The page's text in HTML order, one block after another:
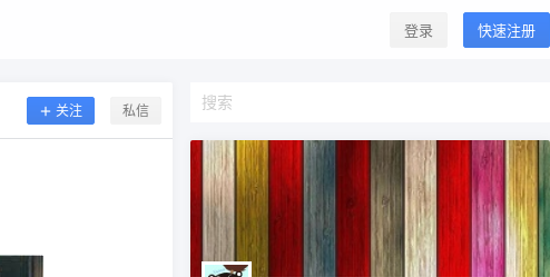
登录 快速注册
关注 私信